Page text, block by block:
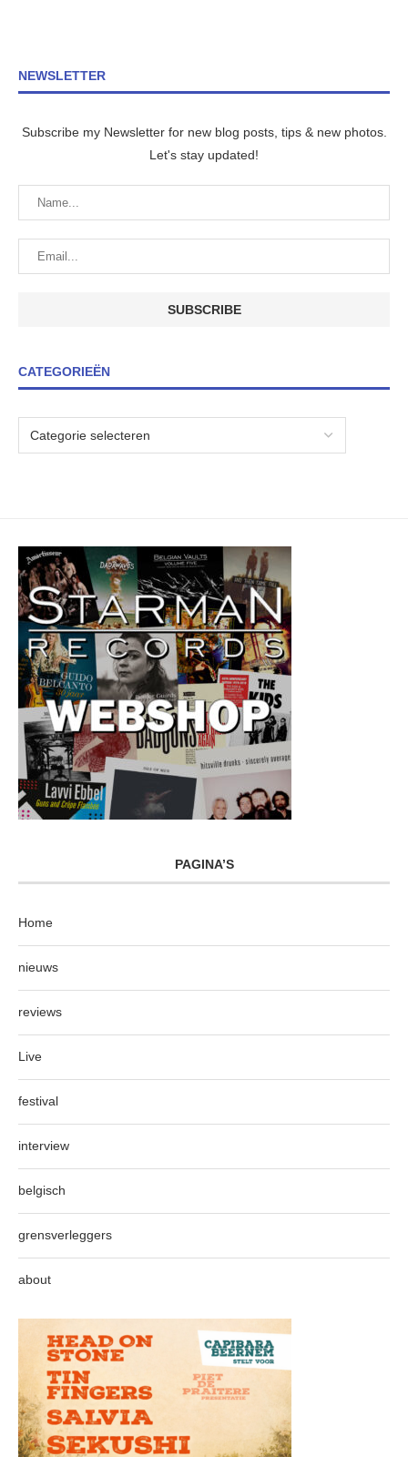
NEWSLETTER
Subscribe my Newsletter for new blog posts, tips & new photos.
Let's stay updated!
CATEGORIEËN
PAGINA’S
Home
nieuws
reviews
Live
festival
interview
belgisch
grensverleggers
about